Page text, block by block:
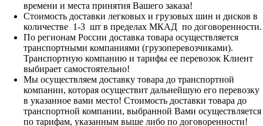
времени и места принятия Вашего заказа!
Стоимость доставки легковых и грузовых шин и дисков в
количестве 1-3 шт в пределах МКАД по договоренности.
По регионам России доставка товара осуществляется
транспортными компаниями (грузоперевозчиками).
Транспортную компанию и тарифы ее перевозок Клиент
выбирает самостоятельно!
Мы осуществляем доставку товара до транспортной
компании, которая осуществит дальнейшую его перевозку
в указанное вами место! Стоимость доставки товара до
транспортной компании, выбранной Вами осуществляется
по тарифам, указанным выше либо по договоренности!